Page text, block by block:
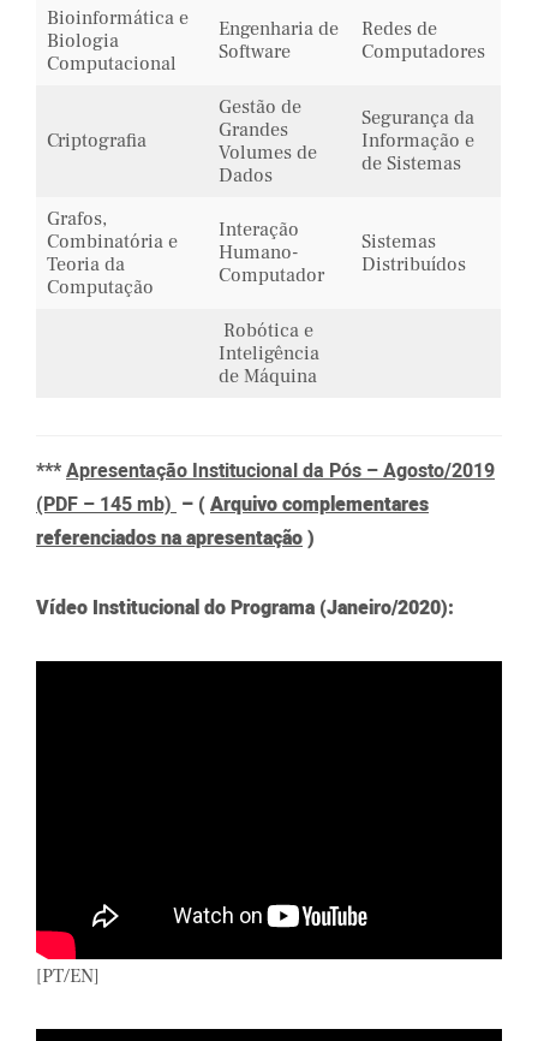
Bioinformática e
Biologia
Computacional
Engenharia de
Software
Redes de
Computadores
Criptografia
Gestão de
Grandes
Volumes de
Dados
Segurança da
Informação e
de Sistemas
Grafos,
Combinatória e
Teoria da
Computação
Interação
Humano-
Computador
Sistemas
Distribuídos
Robótica e
Inteligência
de Máquina
***Apresentação Institucional da Pós – Agosto/2019
(PDF – 145 mb) – (Arquivo complementares
referenciados na apresentação)
Vídeo Institucional do Programa (Janeiro/2020):
[PT/EN]